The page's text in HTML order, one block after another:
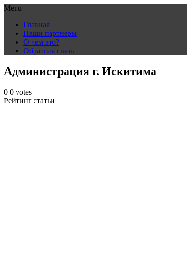
Menu
content
Главная
Наши партнеры
О чем это?
Обратная связь
Администрация г. Искитима
0 0 votes
Рейтинг статьи